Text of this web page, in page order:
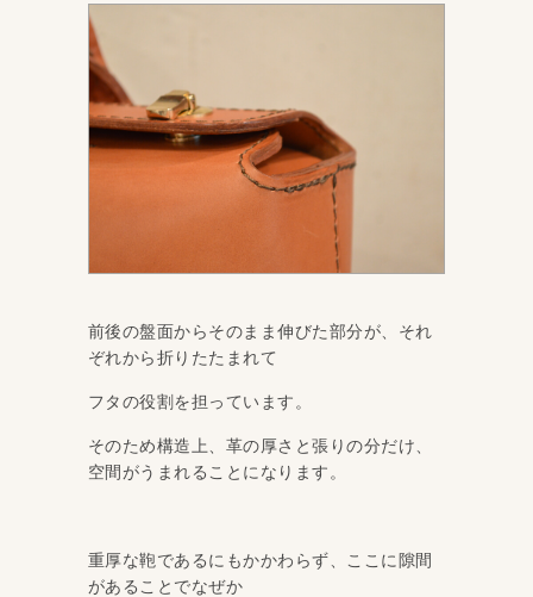
前後の盤面からそのまま伸びた部分が、それ
ぞれから折りたたまれて
フタの役割を担っています。
そのため構造上、革の厚さと張りの分だけ、
空間がうまれることになります。
重厚な鞄であるにもかかわらず、ここに隙間
があることでなぜか